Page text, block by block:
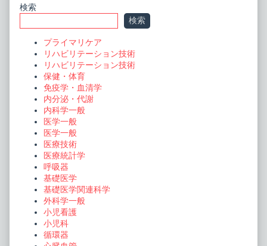
ビ
ゲ
Primary
Sidebar
検索
検索
プライマリケア
リハビリテーション技術
リハビリテーション技術
保健・体育
免疫学・血清学
内分泌・代謝
内科学一般
医学一般
医学一般
医療技術
医療統計学
呼吸器
基礎医学
基礎医学関連科学
外科学一般
小児看護
小児科
循環器